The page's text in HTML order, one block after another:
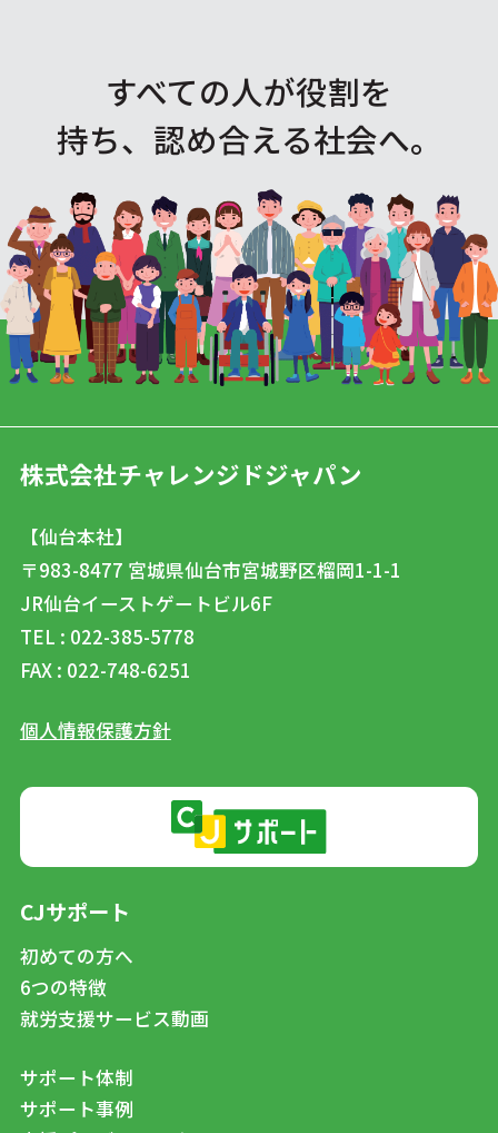
すべての人が役割を
持ち、認め合える社会へ。
株式会社チャレンジドジャパン
【仙台本社】
〒983-8477 宮城県仙台市宮城野区榴岡1-1-1
JR仙台イーストゲートビル6F
TEL : 022-385-5778
FAX : 022-748-6251
個人情報保護方針
CJサポート
初めての方へ
6つの特徴
就労支援サービス動画
サポート体制
サポート事例